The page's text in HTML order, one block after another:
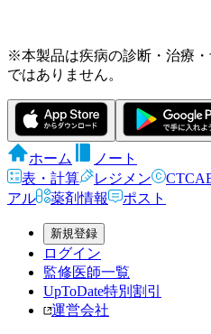
※本製品は疾病の診断・治療
ではありません。
ホーム
ノート
表・計算
レジメン
アル
薬剤情報 ポスト
新規登録
ログイン
監修医師一覧
UpToDate特別割引
運営会社